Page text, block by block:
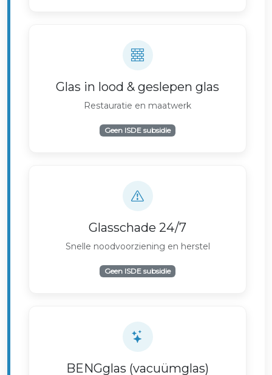
Glas in lood & geslepen glas
Restauratie en maatwerk
Geen ISDE subsidie
Glasschade 24/7
Snelle noodvoorziening en herstel
Geen ISDE subsidie
BENGglas (vacuümglas)